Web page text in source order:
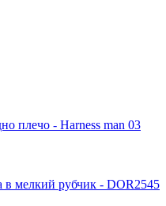
плечо - Harness man 03
мелкий рубчик - DOR2545